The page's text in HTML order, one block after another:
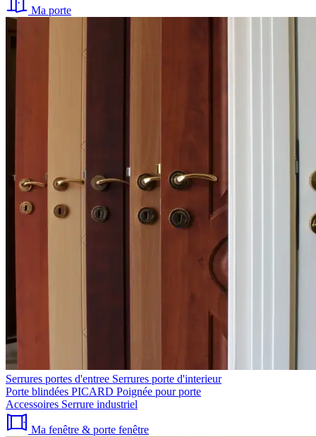
Ma porte
Serrures portes d'entree Serrures porte d'interieur
Porte blindées PICARD Poignée pour porte
Accessoires Serrure industriel
Ma fenêtre & porte fenêtre